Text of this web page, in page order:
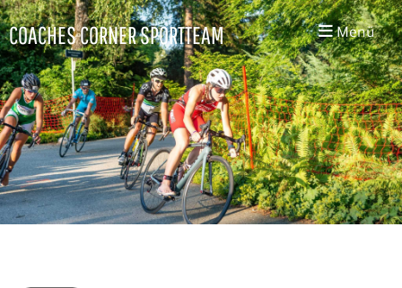
COACHES CORNER SPORTTEAM Menü